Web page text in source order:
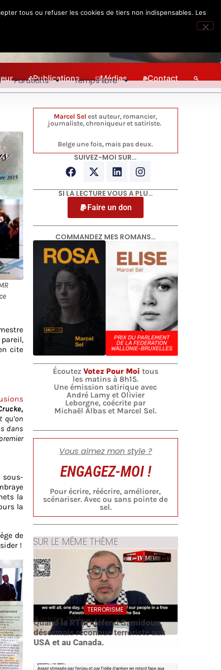
Publications Médias Contact
Parutions Temps libre
cite
dans
sous-
la
la
de
!
Marcel Sel est auteur, romancier,
journaliste, chroniqueur et satiriste.
Belge une fois, mais pas deux.
SUIVEZ-MOI SUR…
SI LA LECTURE VOUS A PLU…
Faire un don
COMMANDEZ MES ROMANS…
Écoutez Votez Pour Moi tous
les matins à 8h15.
Une émission satirique avec
André Lamy et Olivier
Leborgne, coécrite par
Michaël Albas et Marcel Sel.
Vous aimez mon style ?
ENGAGEZ-MOI !
Pour écrire, réécrire, améliorer,
scénariser. Avec ou sans pointe de
sel.
SUR LE MÊME THÈME
TERRORISME
15 octobre 2024
Quand la RTBF défend Samidoun,
désormais reconnue terroriste aux
USA et au Canada.
tous ou refuser les cookies de tiers non indispensables. Les